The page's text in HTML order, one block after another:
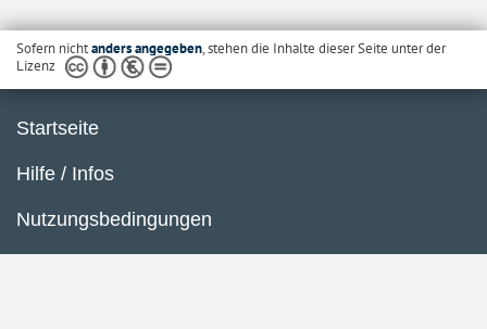
Sofern nichtanders angegeben, stehen die Inhalte dieser Seite unter der
Lizenz
Startseite
Hilfe / Infos
Nutzungsbedingungen